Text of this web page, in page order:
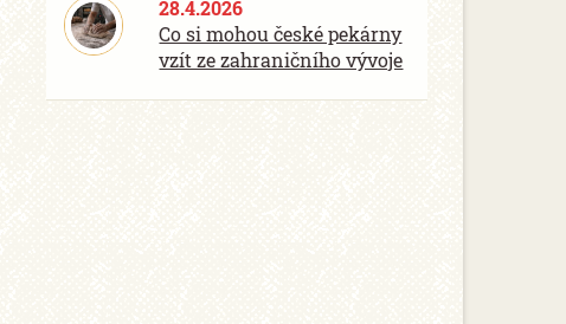
28.4.2026
Co si mohou české pekárny
vzít ze zahraničního vývoje